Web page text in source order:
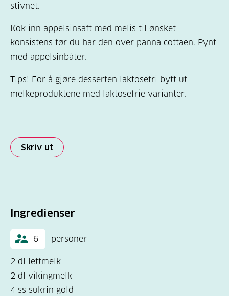
stivnet.
Kok inn appelsinsaft med melis til ønsket
konsistens før du har den over panna cottaen. Pynt
med appelsinbåter.
Tips! For å gjøre desserten laktosefri bytt ut
melkeproduktene med laktosefrie varianter.
Skriv ut
Ingredienser
6 personer
2 dl lettmelk
2 dl vikingmelk
4 ss sukrin gold